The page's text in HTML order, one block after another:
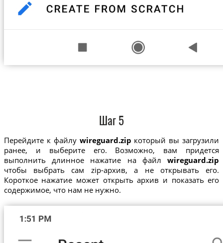
Шаг 5
Перейдите к файлу wireguard.zip который вы загрузили
ранее, и выберите его. Возможно, вам придется
выполнить длинное нажатие на файлwireguard.zip
чтобы выбрать сам zip-архив, а не открывать его.
Короткое нажатие может открыть архив и показать его
содержимое, что нам не нужно.